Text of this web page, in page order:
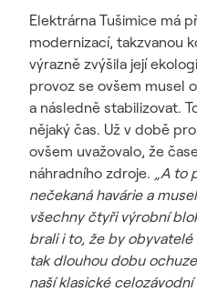
Elektrárna Tušimice má
modernizací, takzvanou
výrazně zvýšila její
provoz se ovšem musel
a následně stabilizovat.
nějaký čas. Už v době
ovšem uvažovalo, že
náhradního zdroje. „A to
nečekaná havárie a
všechny čtyři výrobní
brali i to, že by
tak dlouhou dobu
naší klasické